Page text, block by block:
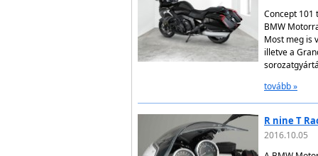
Concept 101
BMW
Most meg is
illetve a
tovább »
R nine T
2016.10.05